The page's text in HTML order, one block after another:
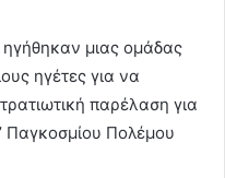
ηγήθηκαν μιας ομάδας
ηγέτες για να
παρέλαση για
Παγκοσμίου Πολέμου